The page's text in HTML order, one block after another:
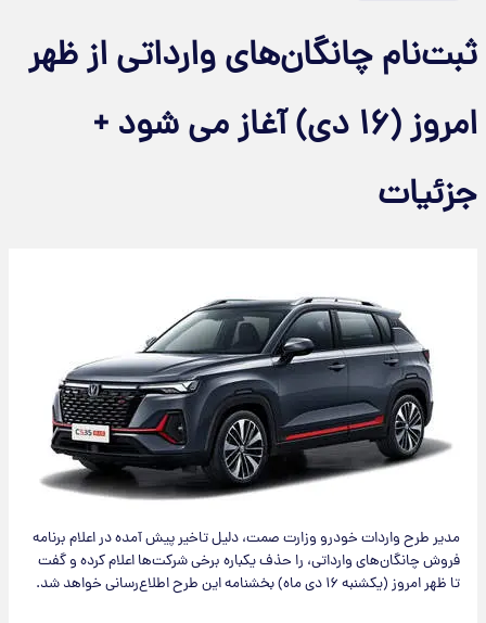
ثبت‌نام چانگان‌های وارداتی از ظهر
امروز (۱۶ دی) آغاز می شود +
جزئیات
مدیر طرح واردات خودرو وزارت صمت، دلیل تاخیر پیش‌ آمده در اعلام برنامه
فروش چانگان‌های وارداتی، را حذف یکباره برخی شرکت‌ها اعلام کرده و گفت
تا ظهر امروز (یکشنبه ۱۶ دی ماه) بخشنامه این طرح اطلاع‌رسانی خواهد شد.